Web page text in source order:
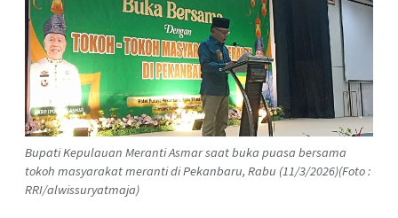
Bupati Kepulauan Meranti Asmar saat buka puasa bersama
tokoh masyarakat meranti di Pekanbaru, Rabu (11/3/2026)(Foto :
RRI/alwissuryatmaja)